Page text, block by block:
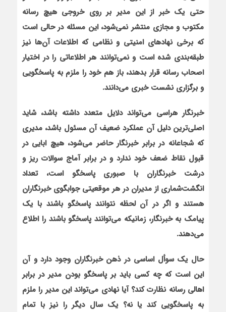
حتی یک خبر از این مدیر بر روی خروجی هیچ رسانه
مکتوب و مجازی منتشر نمی‌شود، این مسئله در حالی است
که برخی نهادهای امنیتی و نظامی که اطلاعات آن‌ها نیز
طبقه‌بندی شده است و نمی‌توانند هر اطلاعاتی را در اختیار
اصحاب رسانه قرار بدهند، باز هم خود را ملزم به پاسخگویی
و برگزاری نشست خبری می‌دانند.
خبرنگار هراسی می‌تواند دلایل متعدد داشته باشد، شاید
اصلی‌ترین دلیل آن عملکرد ضعیف آن مسئول باشد، مدیری
که شجاعانه در برابر خبرنگار حاضر می‌شود، هیچ ابایی در
قبول نقاط ضعف خود ندارد و در برابر آماج سوالات ریز و
درشت خبرنگاران با صبوری پاسخگو است، تعداد
انگشت‌شماری از مدیران در هر موقعیتی جوابگوی خبرنگاران
هستند و اگر در آن لحظه نتوانند پاسخگو باشند با یک
پیامک به خبرنگار، زمانیکه می‌توانند پاسخگو باشند را اطلاع
می‌دهند.
حال یک سوأل اساسی در ذهن خبرنگاران وجود دارد و آن
این است که چه کسی باید بر پاسخگو بودن مدیر در برابر
اهالی رسانه نظارت کند؟ آیا نهادی می‌تواند این مدیر را ملزم
به پاسخگویی کند یا نه؟ یک سال دیگر را نیز با تمام